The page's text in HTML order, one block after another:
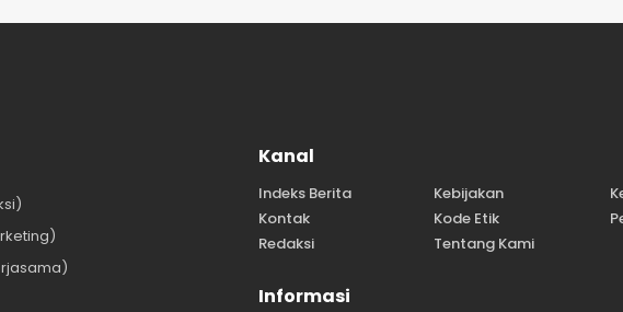
Kanal
Indeks Berita Kebijakan
Kontak
Kode Etik
Redaksi
Tentang Kami
Informasi